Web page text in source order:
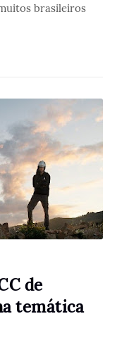
brasileiros
de
temática